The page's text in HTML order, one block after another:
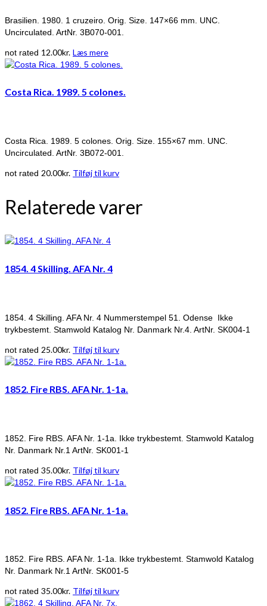
Brasilien. 1980. 1 cruzeiro. Orig. Size. 147×66 mm. UNC.
Uncirculated. ArtNr. 3B070-001.
not rated 12.00kr. Læs mere
Costa Rica. 1989. 5 colones.
Costa Rica. 1989. 5 colones. Orig. Size. 155×67 mm. UNC.
Uncirculated. ArtNr. 3B072-001.
not rated 20.00kr. Tilføj til kurv
Relaterede varer
1854. 4 Skilling. AFA Nr. 4
1854. 4 Skilling. AFA Nr. 4 Nummerstempel 51. Odense Ikke
trykbestemt. Stamwold Katalog Nr. Danmark Nr.4. ArtNr. SK004-1
not rated 25.00kr. Tilføj til kurv
1852. Fire RBS. AFA Nr. 1-1a.
1852. Fire RBS. AFA Nr. 1-1a. Ikke trykbestemt. Stamwold Katalog
Nr. Danmark Nr.1 ArtNr. SK001-1
not rated 35.00kr. Tilføj til kurv
1852. Fire RBS. AFA Nr. 1-1a.
1852. Fire RBS. AFA Nr. 1-1a. Ikke trykbestemt. Stamwold Katalog
Nr. Danmark Nr.1 ArtNr. SK001-5
not rated 35.00kr. Tilføj til kurv